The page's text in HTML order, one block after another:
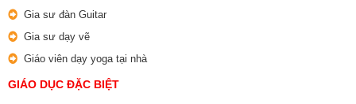
Gia sư đàn Guitar
Gia sư dạy vẽ
Giáo viên dạy yoga tại nhà
GIÁO DỤC ĐẶC BIỆT